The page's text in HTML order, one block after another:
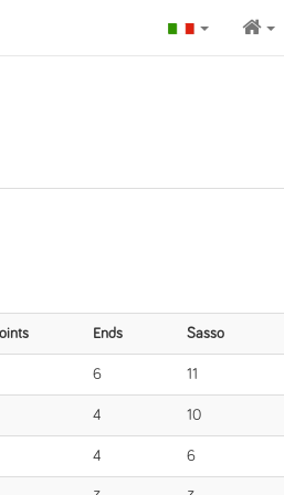
Ends Sasso
6 11
4 10
4 6